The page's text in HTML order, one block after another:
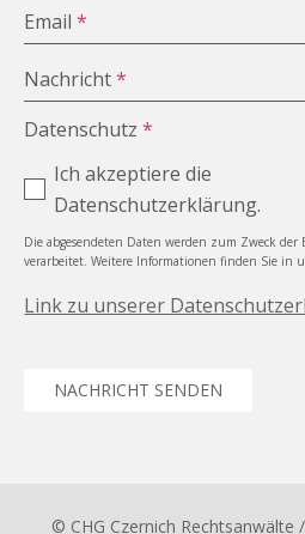
Email*
Nachricht*
Datenschutz*
Ich akzeptiere die
Datenschutzerklärung.
Die abgesendeten Daten werden zum Zweck der
verarbeitet. Weitere Informationen finden Sie in
Link zu unserer
NACHRICHT SENDEN
© CHG Czernich Rechtsanwälte